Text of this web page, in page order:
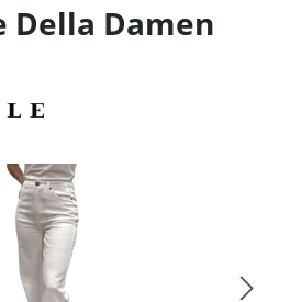
Della Damen